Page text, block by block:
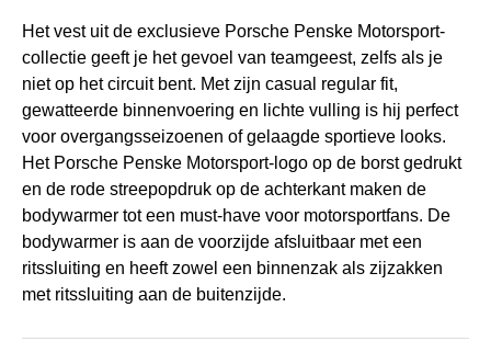
Het vest uit de exclusieve Porsche Penske Motorsport-
collectie geeft je het gevoel van teamgeest, zelfs als je
niet op het circuit bent. Met zijn casual regular fit,
gewatteerde binnenvoering en lichte vulling is hij perfect
voor overgangsseizoenen of gelaagde sportieve looks.
Het Porsche Penske Motorsport-logo op de borst gedrukt
en de rode streepopdruk op de achterkant maken de
bodywarmer tot een must-have voor motorsportfans. De
bodywarmer is aan de voorzijde afsluitbaar met een
ritssluiting en heeft zowel een binnenzak als zijzakken
met ritssluiting aan de buitenzijde.